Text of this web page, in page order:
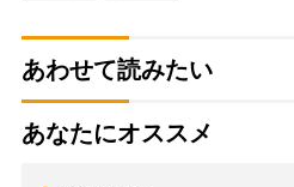
あわせて読みたい
あなたにオススメ